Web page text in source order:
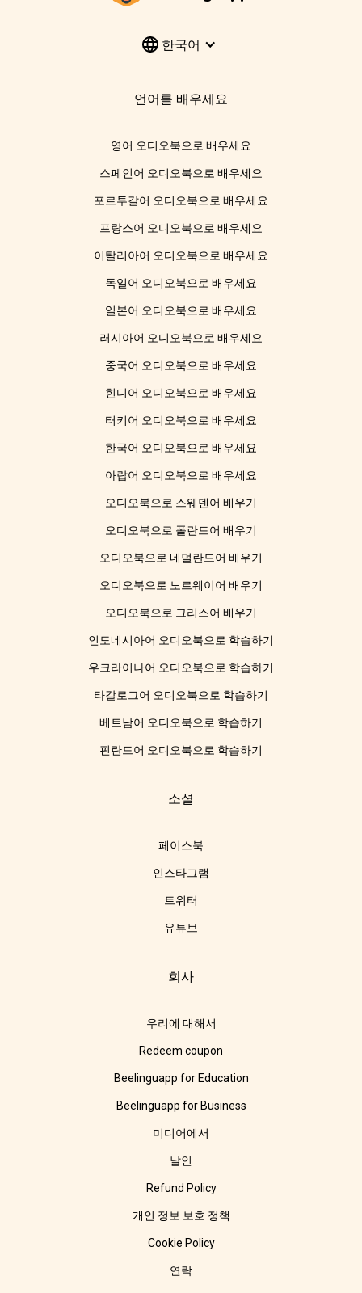
한국어
언어를 배우세요
영어 오디오북으로 배우세요
스페인어 오디오북으로 배우세요
포르투갈어 오디오북으로 배우세요
프랑스어 오디오북으로 배우세요
이탈리아어 오디오북으로 배우세요
독일어 오디오북으로 배우세요
일본어 오디오북으로 배우세요
러시아어 오디오북으로 배우세요
중국어 오디오북으로 배우세요
힌디어 오디오북으로 배우세요
터키어 오디오북으로 배우세요
한국어 오디오북으로 배우세요
아랍어 오디오북으로 배우세요
오디오북으로 스웨덴어 배우기
오디오북으로 폴란드어 배우기
오디오북으로 네덜란드어 배우기
오디오북으로 노르웨이어 배우기
오디오북으로 그리스어 배우기
인도네시아어 오디오북으로 학습하기
우크라이나어 오디오북으로 학습하기
타갈로그어 오디오북으로 학습하기
베트남어 오디오북으로 학습하기
핀란드어 오디오북으로 학습하기
소셜
페이스북
인스타그램
트위터
유튜브
회사
우리에 대해서
Redeem coupon
Beelinguapp for Education
Beelinguapp for Business
미디어에서
날인
Refund Policy
개인 정보 보호 정책
Cookie Policy
연락